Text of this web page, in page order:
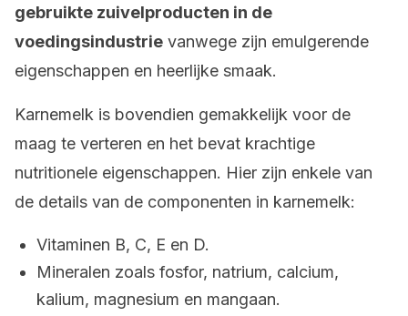
gebruikte zuivelproducten in de
voedingsindustrie vanwege zijn emulgerende
eigenschappen en heerlijke smaak.
Karnemelk is bovendien gemakkelijk voor de
maag te verteren en het bevat krachtige
nutritionele eigenschappen. Hier zijn enkele van
de details van de componenten in karnemelk:
Vitaminen B, C, E en D.
Mineralen zoals fosfor, natrium, calcium,
kalium, magnesium en mangaan.